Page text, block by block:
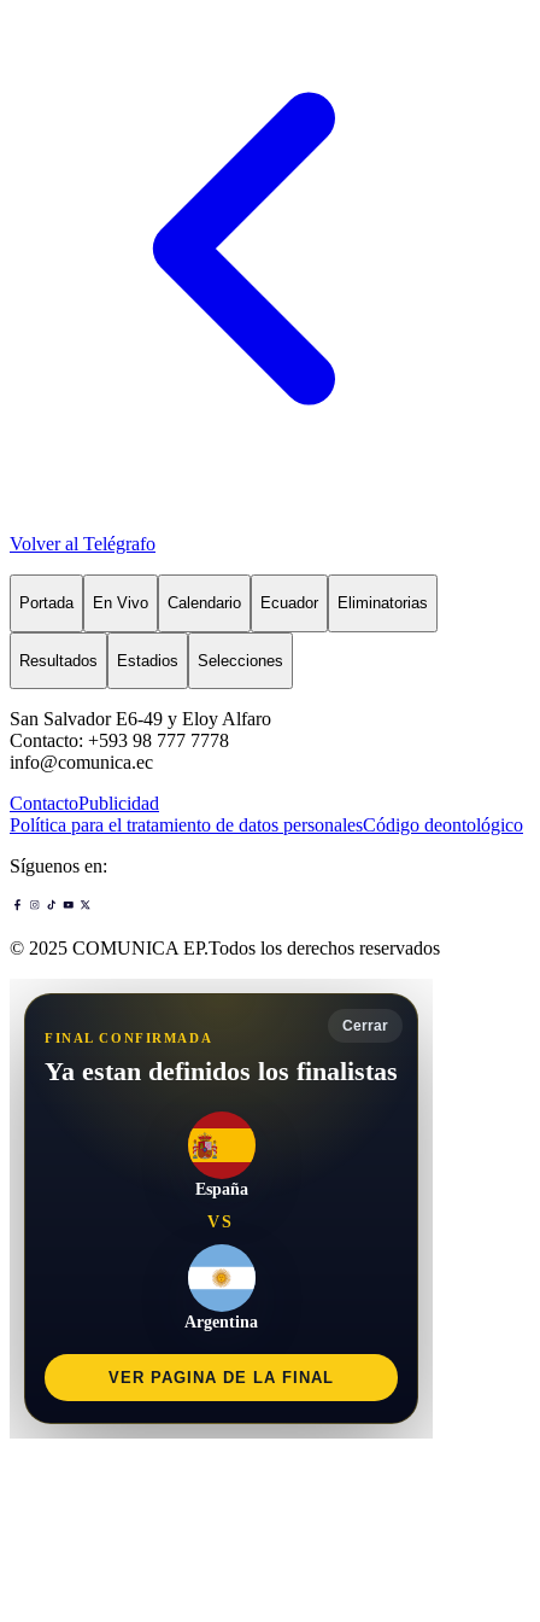
Volver al Telégrafo
Portada En Vivo Calendario Ecuador Eliminatorias
Resultados Estadios Selecciones
San Salvador E6-49 y Eloy Alfaro
Contacto: +593 98 777 7778
info@comunica.ec
ContactoPublicidad
Política para el tratamiento de datos personalesCódigo deontológico
Síguenos en:
© 2025 COMUNICA EP.Todos los derechos reservados
Cerrar
FINAL CONFIRMADA
Ya estan definidos los finalistas
España
VS
Argentina
VER PAGINA DE LA FINAL